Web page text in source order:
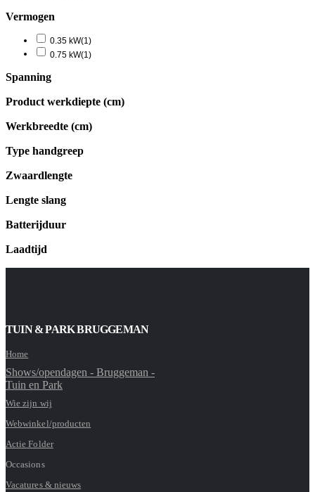
Vermogen
0.35 kW(1)
0.75 kW(1)
Spanning
Product werkdiepte (cm)
Werkbreedte (cm)
Type handgreep
Zwaardlengte
Lengte slang
Batterijduur
Laadtijd
TUIN & PARK BRUGGEMAN
Home
Shows/opendagen - Bruggeman -
Tuin en Park
Wie zijn wij
Webwinkel/producten
Actie Folder
Occasions
Vacatures & nieuws